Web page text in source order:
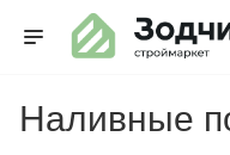
Наливные